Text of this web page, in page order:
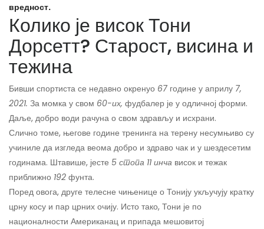
вредност.
Колико је висок Тони
Дорсетт? Старост, висина и
тежина
Бивши спортиста се недавно окренуо 67 године у априлу 7,
2021. За момка у свом 60-их, фудбалер је у одличној форми.
Даље, добро води рачуна о свом здрављу и исхрани.
Слично томе, његове године тренинга на терену несумњиво су
учиниле да изгледа веома добро и здраво чак и у шездесетим
годинама. Штавише, јесте 5 стопа 11 инча висок и тежак
приближно 192 фунта.
Поред овога, друге телесне чињенице о Тонију укључују кратку
црну косу и пар црних очију. Исто тако, Тони је по
националности Американац и припада мешовитој